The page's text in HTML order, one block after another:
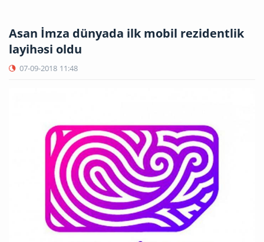
Asan İmza dünyada ilk mobil rezidentlik
layihəsi oldu
07-09-2018 11:48